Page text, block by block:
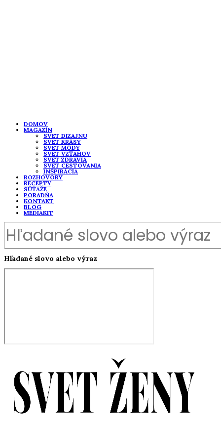
DOMOV
MAGAZÍN
SVET DIZAJNU
SVET KRÁSY
SVET MÓDY
SVET VZŤAHOV
SVET ZDRAVIA
SVET CESTOVANIA
INŠPIRÁCIA
ROZHOVORY
RECEPTY
SÚŤAŽE
PORADŇA
KONTAKT
BLOG
MEDIAKIT
Hľadané slovo alebo výraz